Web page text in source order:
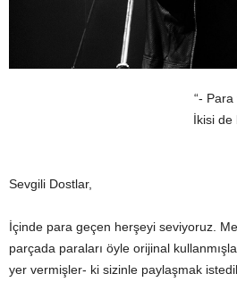
“-
İkisi de
Sevgili Dostlar,
İçinde para geçen herşeyi seviyoruz.
parçada paraları öyle orijinal
yer vermişler- ki sizinle paylaşmak